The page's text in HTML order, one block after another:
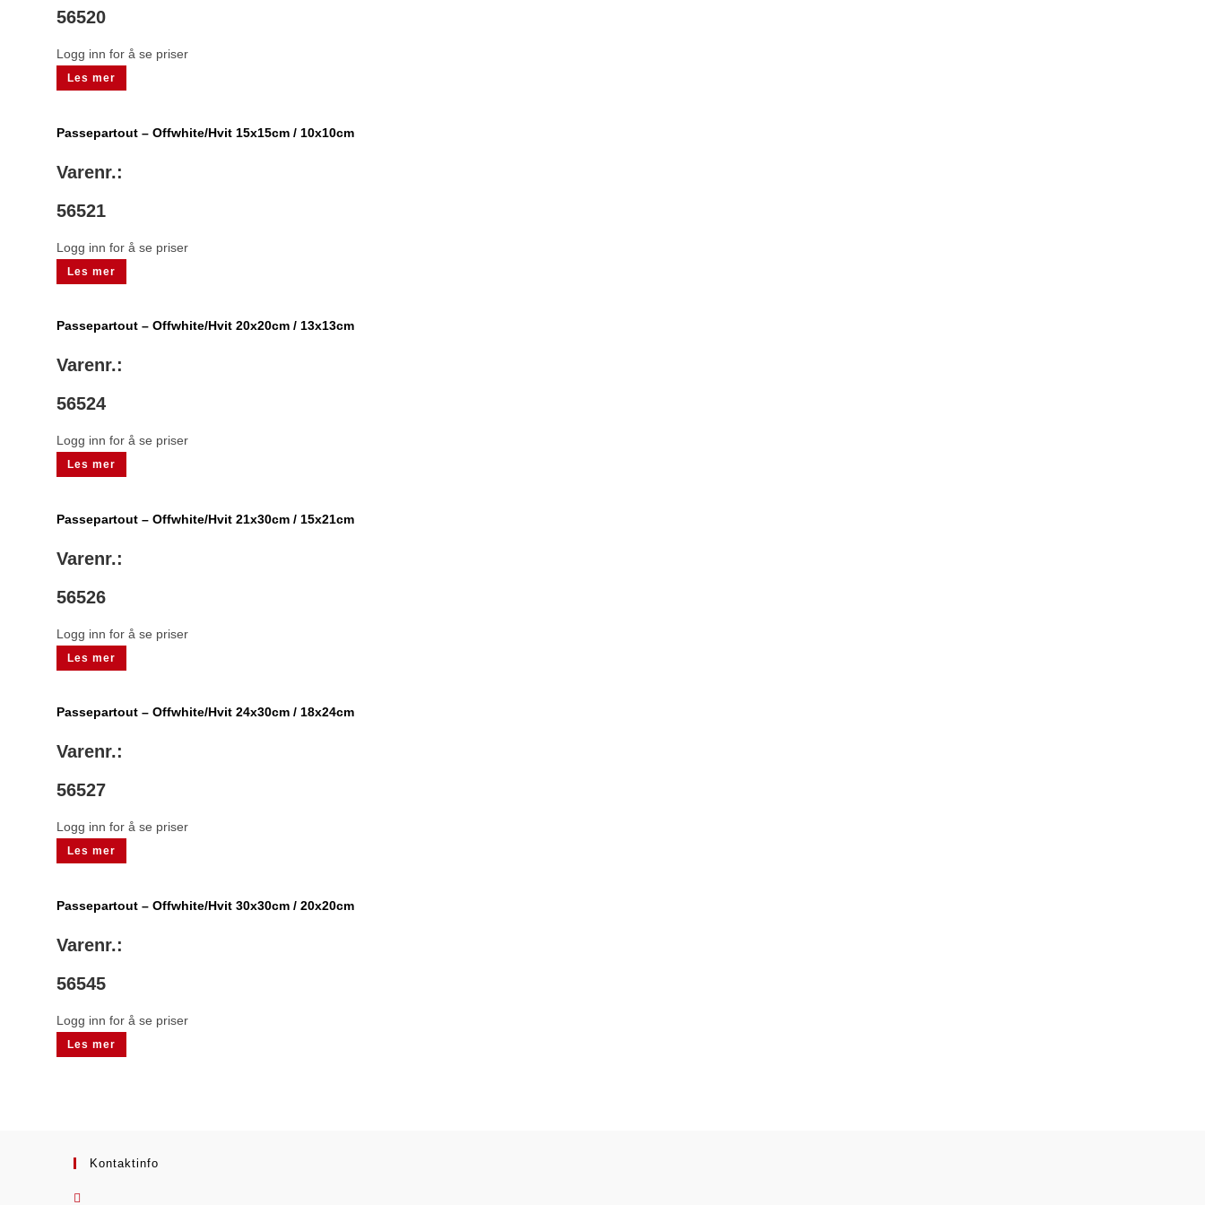
56520
Logg inn for å se priser
Les mer
Passepartout – Offwhite/Hvit 15x15cm / 10x10cm
Varenr.:
56521
Logg inn for å se priser
Les mer
Passepartout – Offwhite/Hvit 20x20cm / 13x13cm
Varenr.:
56524
Logg inn for å se priser
Les mer
Passepartout – Offwhite/Hvit 21x30cm / 15x21cm
Varenr.:
56526
Logg inn for å se priser
Les mer
Passepartout – Offwhite/Hvit 24x30cm / 18x24cm
Varenr.:
56527
Logg inn for å se priser
Les mer
Passepartout – Offwhite/Hvit 30x30cm / 20x20cm
Varenr.:
56545
Logg inn for å se priser
Les mer
Kontaktinfo